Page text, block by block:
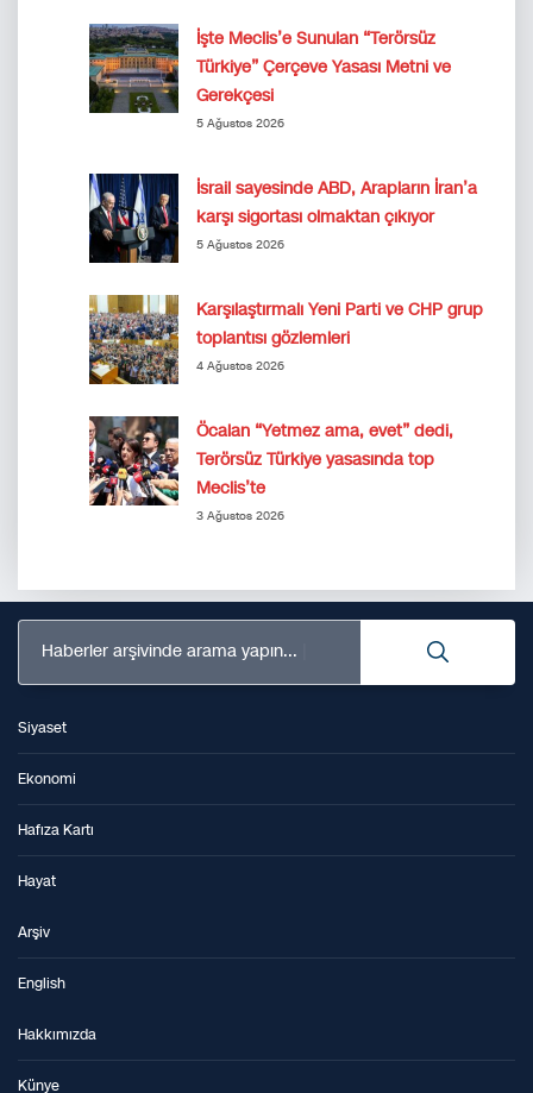
İşte Meclis’e Sunulan “Terörsüz
Türkiye” Çerçeve Yasası Metni ve
Gerekçesi
5 Ağustos 2026
İsrail sayesinde ABD, Arapların İran’a
karşı sigortası olmaktan çıkıyor
5 Ağustos 2026
Karşılaştırmalı Yeni Parti ve CHP grup
toplantısı gözlemleri
4 Ağustos 2026
Öcalan “Yetmez ama, evet” dedi,
Terörsüz Türkiye yasasında top
Meclis’te
3 Ağustos 2026
Haberler arşivinde arama yapın...
Siyaset
Ekonomi
Hafıza Kartı
Hayat
Arşiv
English
Hakkımızda
Künye